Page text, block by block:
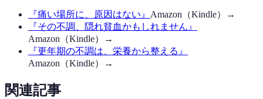
『痛い場所に、原因はない 』 Amazon（Kindle）→
『その不調、隠れ貧血かもしれません 』
Amazon（Kindle）→
『更年期の不調は、栄養から整える 』
Amazon（Kindle）→
関連記事